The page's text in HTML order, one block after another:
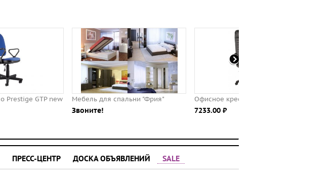
Мебель для спальни "Фрия" Офисное кресло Атлет
ПРЕСС-ЦЕНТР ДОСКА ОБЪЯВЛЕНИЙ SALE